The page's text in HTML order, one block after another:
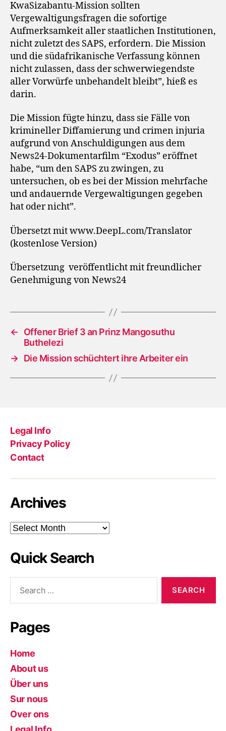
KwaSizabantu-Mission sollten
Vergewaltigungsfragen die sofortige
Aufmerksamkeit aller staatlichen Institutionen,
nicht zuletzt des SAPS, erfordern. Die Mission
und die südafrikanische Verfassung können
nicht zulassen, dass der schwerwiegendste
aller Vorwürfe unbehandelt bleibt”, hieß es
darin.
Die Mission fügte hinzu, dass sie Fälle von
krimineller Diffamierung und crimen injuria
aufgrund von Anschuldigungen aus dem
News24-Dokumentarfilm “Exodus” eröffnet
habe, “um den SAPS zu zwingen, zu
untersuchen, ob es bei der Mission mehrfache
und andauernde Vergewaltigungen gegeben
hat oder nicht”.
Übersetzt mit www.DeepL.com/Translator
(kostenlose Version)
Übersetzung veröffentlicht mit freundlicher
Genehmigung von News24
←
Offener Brief 3 an Prinz Mangosuthu
Buthelezi
→ Die Mission schüchtert ihre Arbeiter ein
Legal Info
Privacy Policy
Contact
Archives
Archives
Quick Search
Pages
Home
About us
Über uns
Sur nous
Over ons